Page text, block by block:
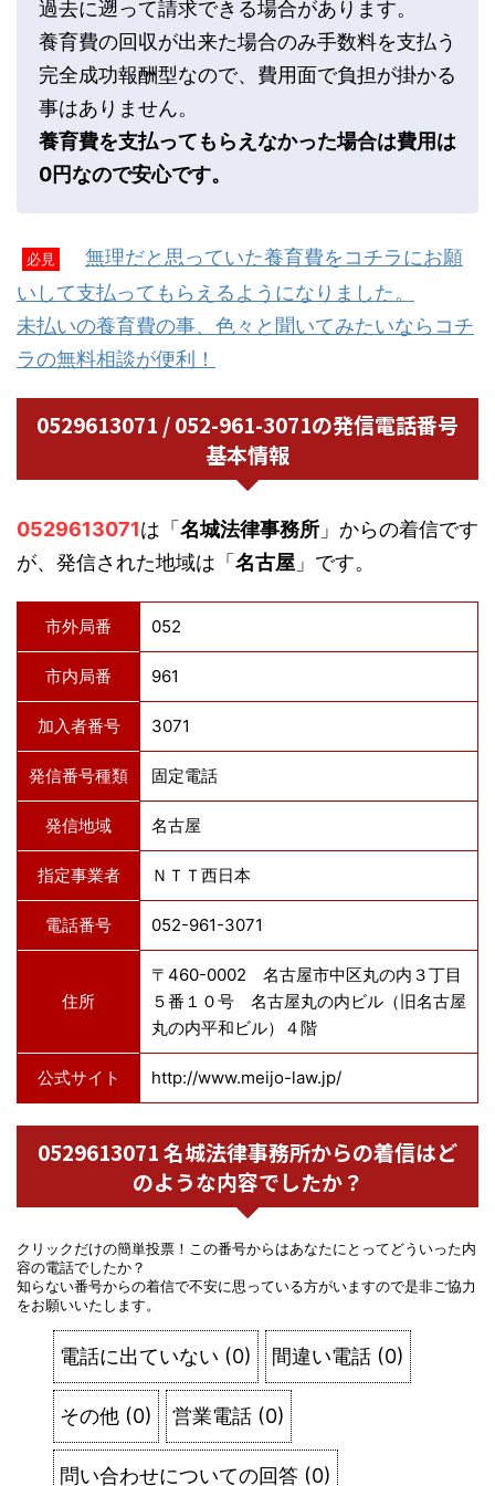
過去に遡って請求できる場合があります。
養育費の回収が出来た場合のみ手数料を支払う
完全成功報酬型なので、費用面で負担が掛かる
事はありません。
養育費を支払ってもらえなかった場合は費用は
0円なので安心です。
必見
無理だと思っていた養育費をコチラにお願
いして支払ってもらえるようになりました。
未払いの養育費の事、色々と聞いてみたいならコチ
ラの無料相談が便利！
0529613071 / 052-961-3071の発信電話番号
基本情報
0529613071は「名城法律事務所 」からの着信です
が、発信された地域は「名古屋 」です。
市外局番 052
市内局番 961
加入者番号 3071
発信番号種類 固定電話
発信地域 名古屋
指定事業者 ＮＴＴ西日本
電話番号 052-961-3071
住所
〒460-0002 名古屋市中区丸の内３丁目
５番１０号 名古屋丸の内ビル（旧名古屋
丸の内平和ビル）４階
公式サイト http://www.meijo-law.jp/
0529613071 名城法律事務所からの着信はど
のような内容でしたか？
クリックだけの簡単投票！この番号からはあなたにとってどういった内
容の電話でしたか？
知らない番号からの着信で不安に思っている方がいますので是非ご協力
をお願いいたします。
電話に出ていない (0) 間違い電話 (0)
その他 (0) 営業電話 (0)
問い合わせについての回答 (0)